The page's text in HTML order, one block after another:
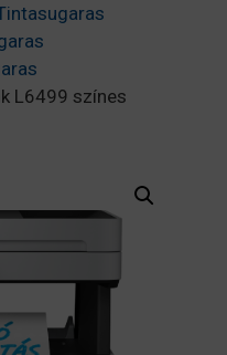
L6499 színes